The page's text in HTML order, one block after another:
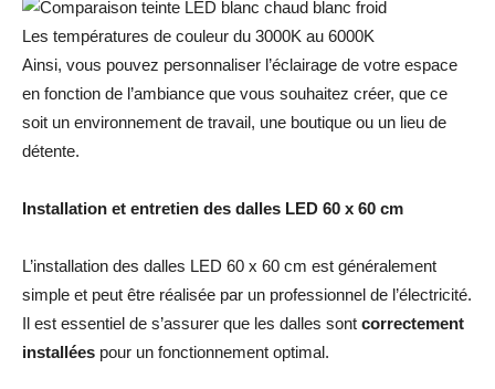
Les températures de couleur du 3000K au 6000K
Ainsi, vous pouvez personnaliser l’éclairage de votre espace
en fonction de l’ambiance que vous souhaitez créer, que ce
soit un environnement de travail, une boutique ou un lieu de
détente.
Installation et entretien des dalles LED 60 x 60 cm
L’installation des dalles LED 60 x 60 cm est généralement
simple et peut être réalisée par un professionnel de l’électricité.
Il est essentiel de s’assurer que les dalles sont correctement
installées pour un fonctionnement optimal.